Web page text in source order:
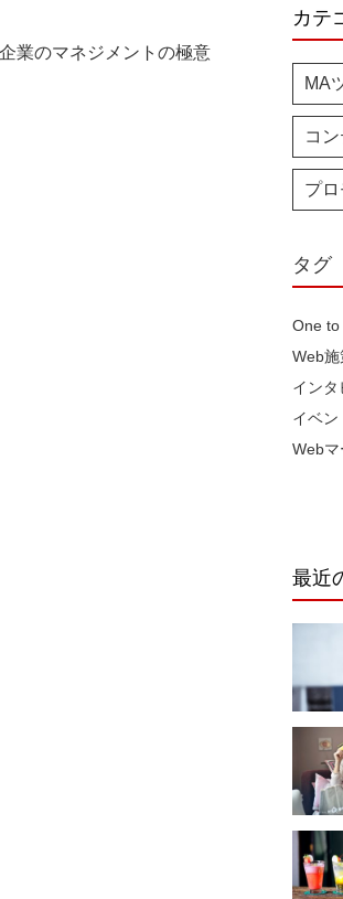
業のマネジメントの極意
カテ
MA
コ
プ
タグ
One to
Web施
インタ
イベン
Web
最近